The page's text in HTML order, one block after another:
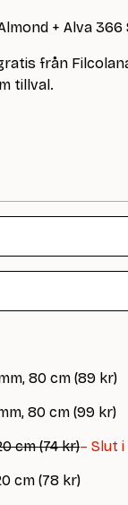
+ Alva 366
från
tillval.
80 cm (89 kr)
80 cm (99 kr)
cm (74 kr)– Slut
cm (78 kr)